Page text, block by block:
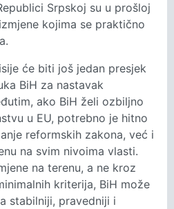
Srpskoj su u prošloj
kojima se praktično
će biti još jedan presjek
BiH za nastavak
ako BiH želi ozbiljno
u EU, potrebno je hitno
reformskih zakona, već i
na svim nivoima vlasti.
na terenu, a ne kroz
kriterija, BiH može
stabilniji, pravedniji i